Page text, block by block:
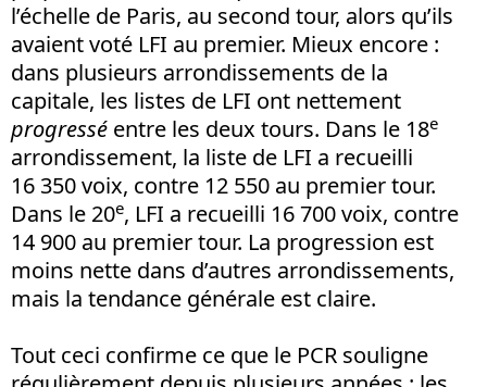
l’échelle de Paris, au second tour, alors qu’ils
avaient voté LFI au premier. Mieux encore :
dans plusieurs arrondissements de la
capitale, les listes de LFI ont nettement
progressé entre les deux tours. Dans le 18e
arrondissement, la liste de LFI a recueilli
16 350 voix, contre 12 550 au premier tour.
Dans le 20e, LFI a recueilli 16 700 voix, contre
14 900 au premier tour. La progression est
moins nette dans d’autres arrondissements,
mais la tendance générale est claire.
Tout ceci confirme ce que le PCR souligne